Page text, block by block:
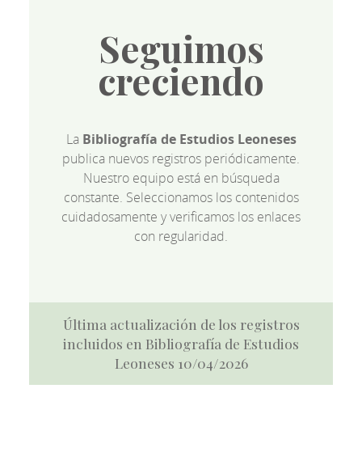
Seguimos
creciendo
La Bibliografía de Estudios Leoneses
publica nuevos registros periódicamente.
Nuestro equipo está en búsqueda
constante. Seleccionamos los contenidos
cuidadosamente y verificamos los enlaces
con regularidad.
Última actualización de los registros
incluidos en Bibliografía de Estudios
Leoneses 10/04/2026